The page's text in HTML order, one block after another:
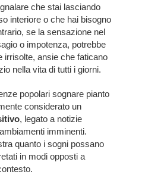
che stai lasciando
interiore o che hai bisogno
se la sensazione nel
o impotenza, potrebbe
irrisolte, ansie che faticano
nella vita di tutti i giorni.
popolari sognare pianto
considerato un
, legato a notizie
imminenti.
quanto i sogni possano
in modi opposti a